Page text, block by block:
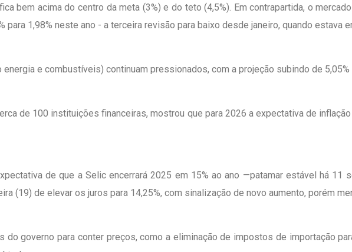
bem acima do centro da meta (3%) e do teto (4,5%). Em contrapartida, o
1,98% neste ano - a terceira revisão para baixo desde janeiro, quando estava
e combustíveis) continuam pressionados, com a projeção subindo de 5,05%
de 100 instituições financeiras, mostrou que para 2026 a expectativa de inflação
de que a Selic encerrará 2025 em 15% ao ano —patamar estável há 11
(19) de elevar os juros para 14,25%, com sinalização de novo aumento, porém
governo para conter preços, como a eliminação de impostos de importação